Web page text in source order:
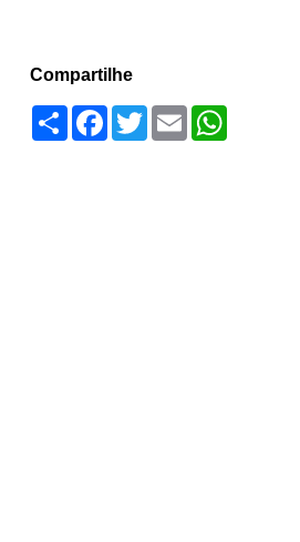
Compartilhe
Compartilhar
Facebook
TwitterEmailWhatsApp